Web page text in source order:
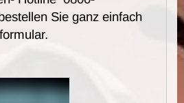
Sie ganz einfach